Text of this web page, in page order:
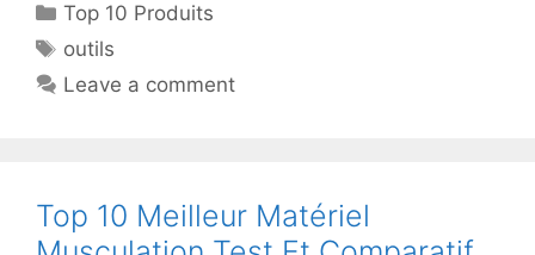
Top 10 Produits
outils
Leave a comment
Top 10 Meilleur Matériel